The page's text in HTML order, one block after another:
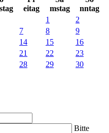
eitag
mstag
nntag
1
2
7 8
9
14 15
16
21 22
23
28 29
30
Bitte